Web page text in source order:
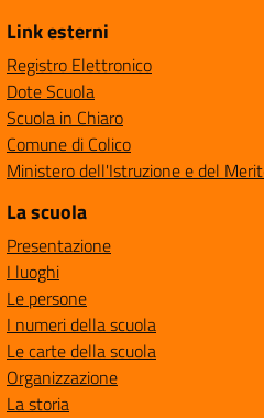
Link esterni
Registro Elettronico
Dote Scuola
Scuola in Chiaro
Comune di Colico
Ministero dell'Istruzione e del
La scuola
Presentazione
I luoghi
Le persone
I numeri della scuola
Le carte della scuola
Organizzazione
La storia